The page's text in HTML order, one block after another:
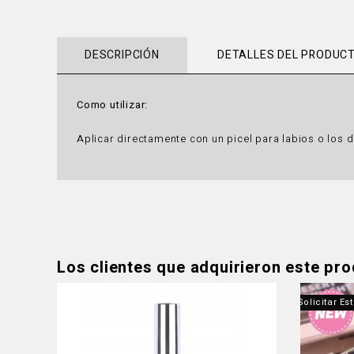
DESCRIPCIÓN DETALLES DEL
Como utilizar:
Aplicar directamente con un picel para labios o los
Los clientes que adquirieron este
Producto Fuera De Stock - Contáctanos Para Solicitar